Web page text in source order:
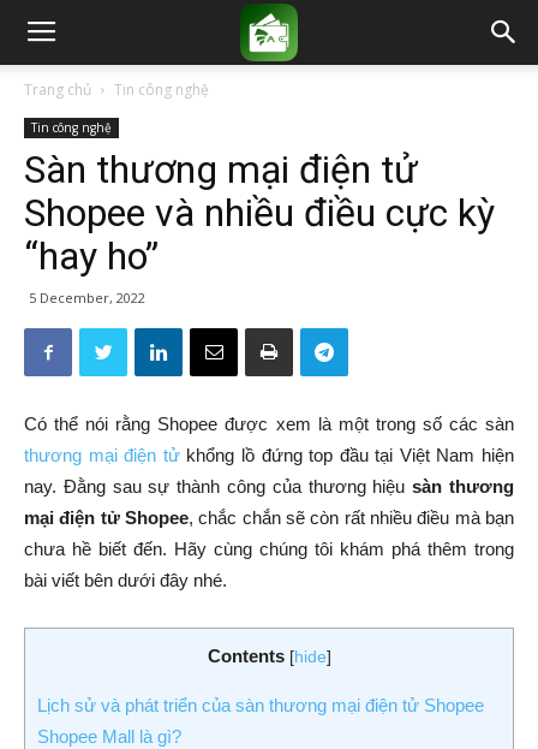
Trang chủ Tin công nghệ
Tin công nghệ
Sàn thương mại điện tử
Shopee và nhiều điều cực kỳ
“hay ho”
5 December, 2022
Có thể nói rằng Shopee được xem là một trong số các sàn
thương mại điện tửkhổng lồ đứng top đầu tại Việt Nam hiện
nay. Đằng sau sự thành công của thương hiệusàn thương
mại điện tử Shopee, chắc chắn sẽ còn rất nhiều điều mà bạn
chưa hề biết đến. Hãy cùng chúng tôi khám phá thêm trong
bài viết bên dưới đây nhé.
Contents [hide]
Lịch sử và phát triển của sàn thương mại điện tử Shopee
Shopee Mall là gì?